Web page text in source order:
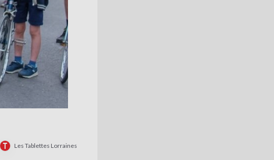
Les Tablettes Lorraines